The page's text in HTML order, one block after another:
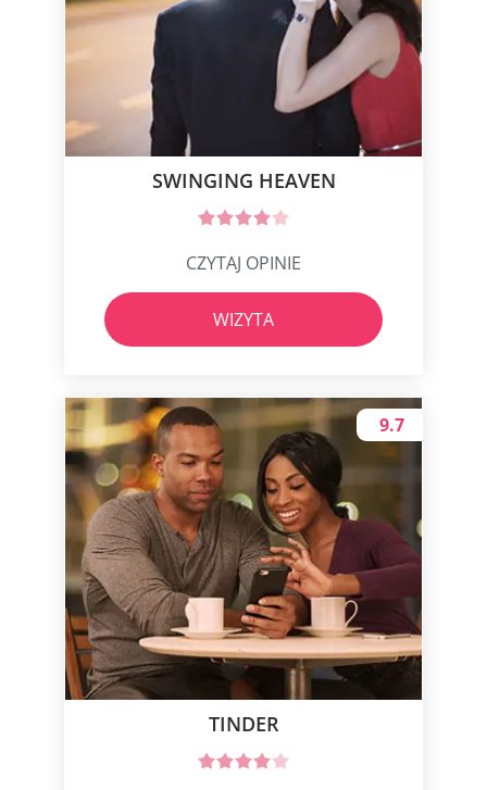
SWINGING HEAVEN
CZYTAJ OPINIE
WIZYTA
TINDER
9.7